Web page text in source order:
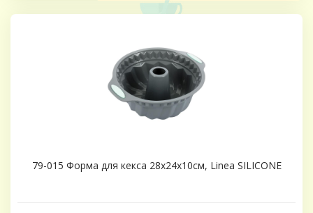
79-015 Форма для кекса 28х24х10см, Linea SILICONE